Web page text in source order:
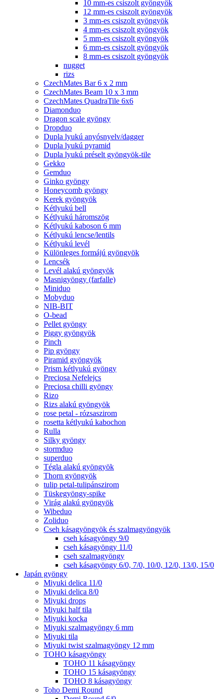
10 mm-es csiszolt gyöngyök
12 mm-es csiszolt gyöngyök
3 mm-es csiszolt gyöngyök
4 mm-es csiszolt gyöngyök
5 mm-es csiszolt gyöngyök
6 mm-es csiszolt gyöngyök
8 mm-es csiszolt gyöngyök
nugget
rizs
CzechMates Bar 6 x 2 mm
CzechMates Beam 10 x 3 mm
CzechMates QuadraTile 6x6
Diamonduo
Dragon scale gyöngy
Dropduo
Dupla lyukú anyósnyelv/dagger
Dupla lyukú pyramid
Dupla lyukú préselt gyöngyök-tile
Gekko
Gemduo
Ginko gyöngy
Honeycomb gyöngy
Kerek gyöngyök
Kétlyukú bell
Kétlyukú háromszög
Kétlyukú kaboson 6 mm
Kétlyukú lencse/lentils
Kétlyukú levél
Különleges formájú gyöngyök
Lencsék
Levél alakú gyöngyök
Masnigyöngy (farfalle)
Miniduo
Mobyduo
NIB-BIT
O-bead
Pellet gyöngy
Piggy gyöngyök
Pinch
Pip gyöngy
Piramid gyöngyök
Prism kétlyukú gyöngy
Preciosa Nefelejcs
Preciosa chilli gyöngy
Rizo
Rizs alakú gyöngyök
rose petal - rózsaszirom
rosetta kétlyukú kabochon
Rulla
Silky gyöngy
stormduo
superduo
Tégla alakú gyöngyök
Thorn gyöngyök
tulip petal-tulipánszirom
Tüskegyöngy-spike
Virág alakú gyöngyök
Wibeduo
Zoliduo
Cseh kásagyöngyök és szalmagyöngyök
cseh kásagyöngy 9/0
cseh kásagyöngy 11/0
cseh szalmagyöngy
cseh kásagyöngy 6/0, 7/0, 10/0, 12/0, 13/0, 15/0
Japán gyöngy
Miyuki delica 11/0
Miyuki delica 8/0
Miyuki drops
Miyuki half tila
Miyuki kocka
Miyuki szalmagyöngy 6 mm
Miyuki tila
Miyuki twist szalmagyöngy 12 mm
TOHO kásagyöngy
TOHO 11 kásagyöngy
TOHO 15 kásagyöngy
TOHO 8 kásagyöngy
Toho Demi Round